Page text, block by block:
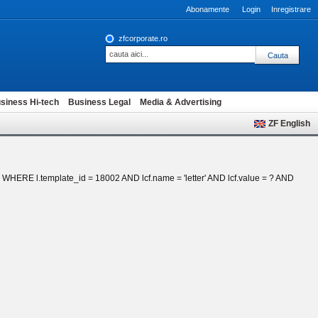
Abonamente Login Inregistrare
zfcorporate.ro
Hi-tech Business Legal Media & Advertising
ZF English
l.template_id = 18002 AND lcf.name = 'letter' AND lcf.value = ? AND